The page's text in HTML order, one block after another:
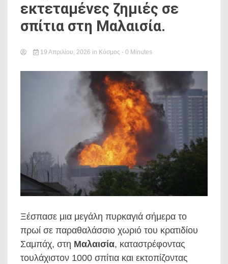
εκτεταμένες ζημιές σε
σπίτια στη Μαλαισία.
19 Απριλίου, 2026 in Κόσμος - 0 Minutes
Ξέσπασε μια μεγάλη πυρκαγιά σήμερα το
πρωί σε παραθαλάσσιο χωριό του κρατιδίου
Σαμπάχ, στη Μαλαισία, καταστρέφοντας
τουλάχιστον 1000 σπίτια και εκτοπίζοντας